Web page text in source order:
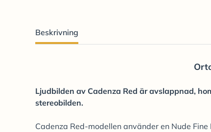
Beskrivning
Ljudbilden av Cadenza Red är avslappnad,
stereobilden.
Cadenza Red-modellen använder en Nude